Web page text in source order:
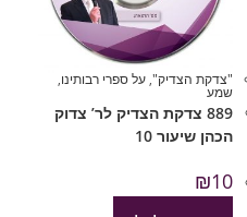
"צדקת הצדיק",על ספרי רבותינו,
שמע
889 צדקת הצדיק לר’ צדוק
הכהן שיעור 10
₪10